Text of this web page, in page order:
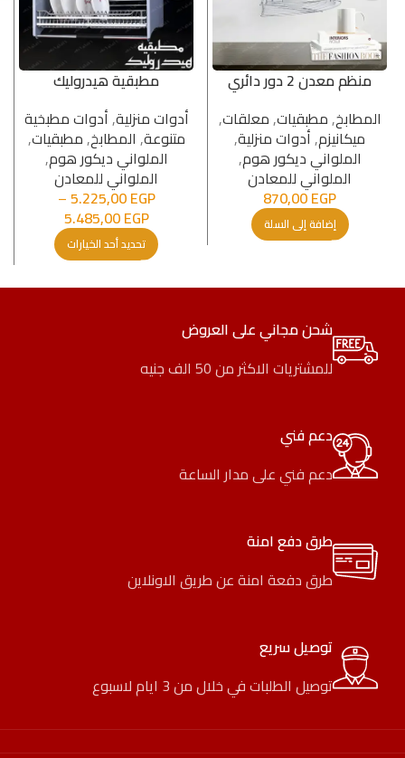
منظم معدن 2 دور دائري
المطابخ,مطبقیات,معلقات,
میكانیزم,أدوات منزلية,
الملواني ديكور هوم,
الملواني للمعادن
870,00EGP
إضافة إلى السلة
مطبقية هيدروليك
أدوات منزلية,أدوات مطبخیة
متنوعة, المطابخ,مطبقیات,
الملواني ديكور هوم,
الملواني للمعادن
5.225,00EGP
–
5.485,00EGP
تحديد أحد الخيارات
شحن مجاني على العروض
للمشتريات الاكثر من 50 الف جنيه
دعم فني
دعم فني على مدار الساعة
طرق دفع امنة
طرق دفعة امنة عن طريق الاونلاين
توصيل سريع
توصيل الطلبات في خلال من 3 ايام لاسبوع